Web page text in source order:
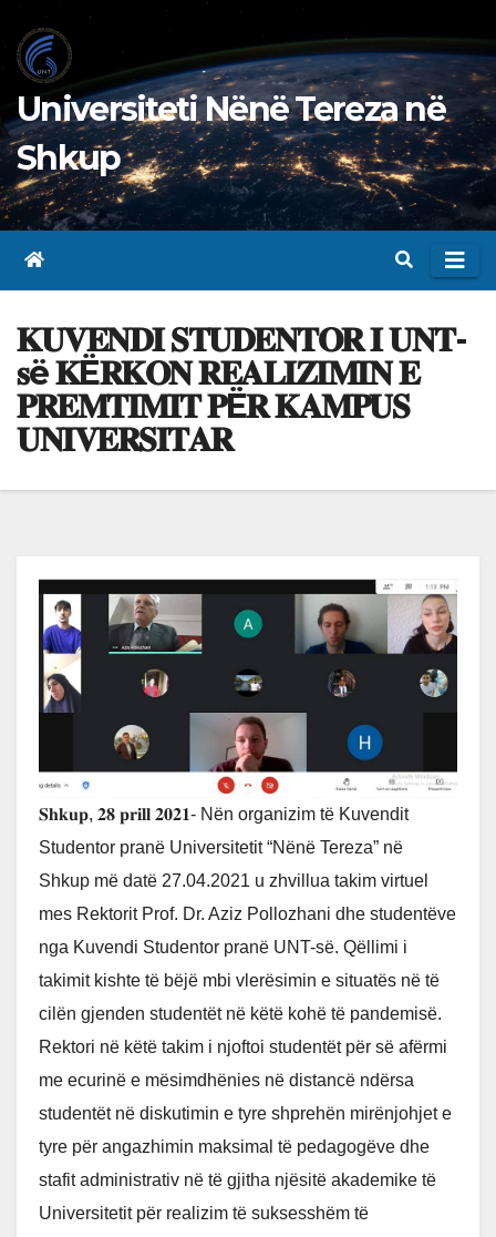
to
content
Universiteti Nënë Tereza në
Shkup
𝐊𝐔𝐕𝐄𝐍𝐃𝐈 𝐒𝐓𝐔𝐃𝐄𝐍𝐓𝐎𝐑 𝐈 𝐔𝐍𝐓-
𝐬ë 𝐊Ë𝐑𝐊𝐎𝐍 𝐑𝐄𝐀𝐋𝐈𝐙𝐈𝐌𝐈𝐍 𝐄
𝐏𝐑𝐄𝐌𝐓𝐈𝐌𝐈𝐓 𝐏Ë𝐑 𝐊𝐀𝐌𝐏𝐔𝐒
𝐔𝐍𝐈𝐕𝐄𝐑𝐒𝐈𝐓𝐀𝐑
𝐒𝐡𝐤𝐮𝐩, 𝟐𝟖 𝐩𝐫𝐢𝐥𝐥 𝟐𝟎𝟐𝟏- Nën organizim të Kuvendit
Studentor pranë Universitetit “Nënë Tereza” në
Shkup më datë 27.04.2021 u zhvillua takim virtuel
mes Rektorit Prof. Dr. Aziz Pollozhani dhe studentëve
nga Kuvendi Studentor pranë UNT-së. Qëllimi i
takimit kishte të bëjë mbi vlerësimin e situatës në të
cilën gjenden studentët në këtë kohë të pandemisë.
Rektori në këtë takim i njoftoi studentët për së afërmi
me ecurinë e mësimdhënies në distancë ndërsa
studentët në diskutimin e tyre shprehën mirënjohjet e
tyre për angazhimin maksimal të pedagogëve dhe
stafit administrativ në të gjitha njësitë akademike të
Universitetit për realizim të suksesshëm të